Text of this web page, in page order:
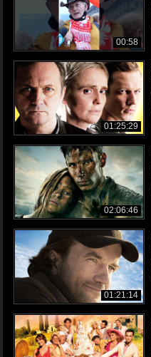
00:58
01:25:29
02:06:46
01:21:14